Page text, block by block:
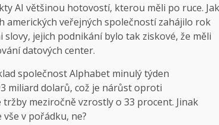
AI většinou hotovostí, kterou měli po ruce. Jak
veřejných společností zahájilo rok
jejich podnikání bylo tak ziskové, že měli
datových center.
společnost Alphabet minulý týden
miliard dolarů, což je nárůst oproti
meziročně vzrostly o 33 procent. Jinak
vše v pořádku, ne?